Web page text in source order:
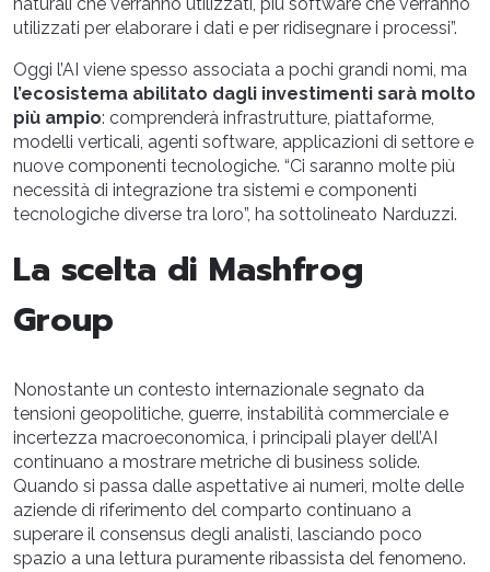
utilizzati per elaborare i dati e per ridisegnare i processi”.
Oggi l’AI viene spesso associata a pochi grandi nomi, ma
l’ecosistema abilitato dagli investimenti sarà molto
più ampio: comprenderà infrastrutture, piattaforme,
modelli verticali, agenti software, applicazioni di settore e
nuove componenti tecnologiche. “Ci saranno molte più
necessità di integrazione tra sistemi e componenti
tecnologiche diverse tra loro”, ha sottolineato Narduzzi.
La scelta di Mashfrog
Group
Nonostante un contesto internazionale segnato da
tensioni geopolitiche, guerre, instabilità commerciale e
incertezza macroeconomica, i principali player dell’AI
continuano a mostrare metriche di business solide.
Quando si passa dalle aspettative ai numeri, molte delle
aziende di riferimento del comparto continuano a
superare il consensus degli analisti, lasciando poco
spazio a una lettura puramente ribassista del fenomeno.